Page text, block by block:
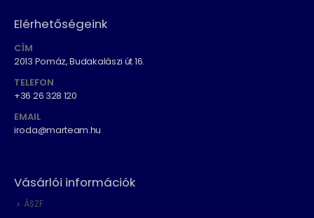
Elérhetőségeink
CÍM
2013 Pomáz, Budakalászi út 16.
TELEFON
+36 26 328 120
EMAIL
iroda@marteam.hu
Vásárlói információk
ÁSZF